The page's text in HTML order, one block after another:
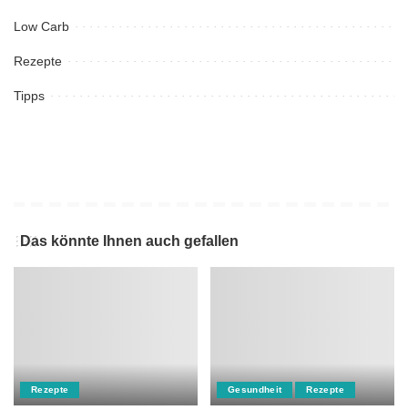
Low Carb
Rezepte
Tipps
Das könnte Ihnen auch gefallen
Rezepte Gesundheit Rezepte